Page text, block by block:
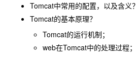
Tomcat中常用的配置，以及含义？
Tomcat的基本原理？
Tomcat的运行机制；
web在Tomcat中的处理过程；